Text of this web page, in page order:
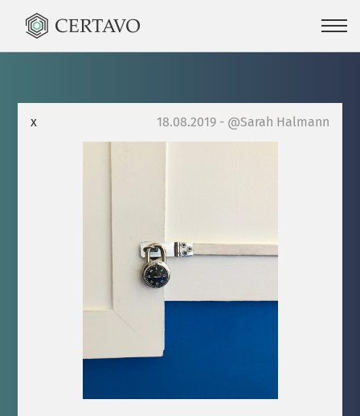
x 18.08.2019 - @Sarah Halmann